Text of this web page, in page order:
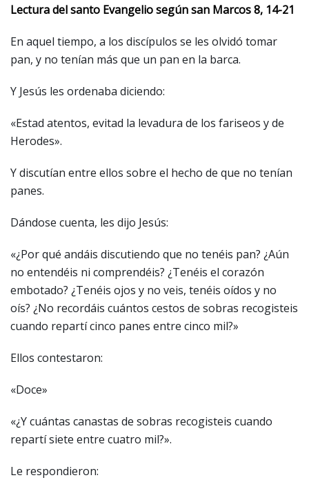
Lectura del santo Evangelio según san Marcos 8, 14-21
En aquel tiempo, a los discípulos se les olvidó tomar
pan, y no tenían más que un pan en la barca.
Y Jesús les ordenaba diciendo:
«Estad atentos, evitad la levadura de los fariseos y de
Herodes».
Y discutían entre ellos sobre el hecho de que no tenían
panes.
Dándose cuenta, les dijo Jesús:
«¿Por qué andáis discutiendo que no tenéis pan? ¿Aún
no entendéis ni comprendéis? ¿Tenéis el corazón
embotado? ¿Tenéis ojos y no veis, tenéis oídos y no
oís? ¿No recordáis cuántos cestos de sobras recogisteis
cuando repartí cinco panes entre cinco mil?»
Ellos contestaron:
«Doce»
«¿Y cuántas canastas de sobras recogisteis cuando
repartí siete entre cuatro mil?».
Le respondieron: